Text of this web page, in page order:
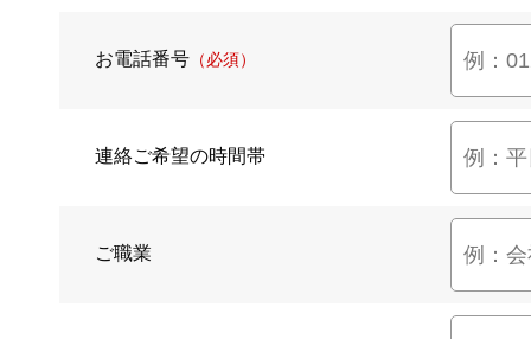
お電話番号 （必須）
連絡ご希望の時間帯
ご職業